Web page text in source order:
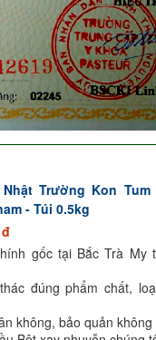
Trường Kon Tum
- Túi 0.5kg
gốc tại Bắc Trà My
đúng phẩm chất,
không, bảo quản